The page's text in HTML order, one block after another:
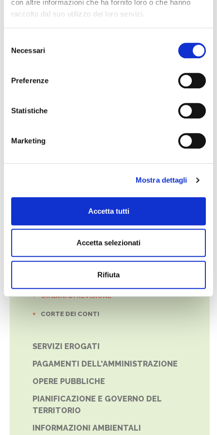
con altre informazioni che ha fornito loro o che hanno
raccolto dal suo utilizzo dei loro servizi.
delNecessari
Preferenze
Statistiche
Marketing
Mostra dettagli
Accetta tutti
Accetta selezionati
Rifiuta
ORGANIZZAZIONE
PERFORMANCE
ATTIVITÀ E PROCEDIMENTI
CONTROLLI SULLE IMPRESE
BANDI DI GARA E CONTRATTI
SOVVENZIONI, CONTRIBUTI, SUSSIDI,
BENI IMMOBILI E GESTIONE PATRIMONIO
CONTROLLI E RILIEVI
SULL'AMMINISTRAZIONE
ORGANISMI INDIPENDENTI DI VALUTAZIONE
ORGANI DI REVISIONE
CORTE DEI CONTI
SERVIZI EROGATI
PAGAMENTI DELL'AMMINISTRAZIONE
OPERE PUBBLICHE
PIANIFICAZIONE E GOVERNO DEL
TERRITORIO
INFORMAZIONI AMBIENTALI